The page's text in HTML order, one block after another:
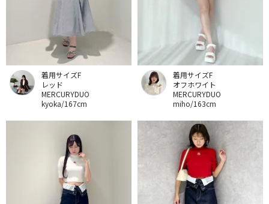
着用サイズF
レッド
MERCURYDUO
kyoka/167cm
着用サイズF
オフホワイト
MERCURYDUO
miho/163cm